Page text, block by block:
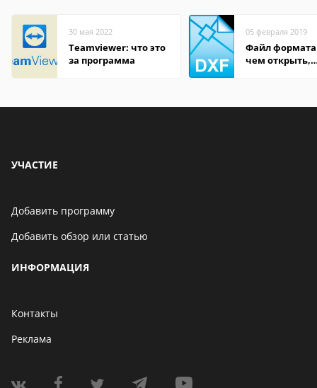
30 мая 2022
Teamviewer: что это
за программа
05 февраля 2019
Файл формата
чем открыть,
УЧАСТИЕ
Добавить программу
Добавить обзор или статью
ИНФОРМАЦИЯ
Контакты
Реклама